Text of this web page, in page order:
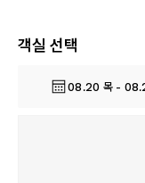
객실 선택
08.20 목 -